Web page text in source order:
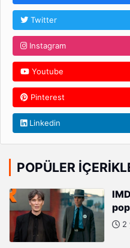
Twitter
Instagram
Youtube
Pinterest
Linkedin
POPÜLER
2